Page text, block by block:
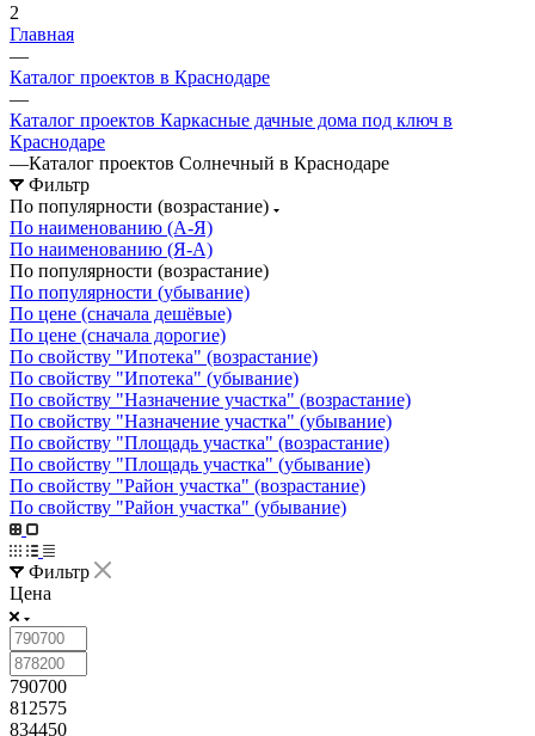
2
Главная
—
Каталог проектов в Краснодаре
—
Каталог проектов Каркасные дачные дома под ключ в
Краснодаре
—Каталог проектов Солнечный в Краснодаре
Фильтр
По популярности (возрастание)
По наименованию (А-Я)
По наименованию (Я-А)
По популярности (возрастание)
По популярности (убывание)
По цене (сначала дешёвые)
По цене (сначала дорогие)
По свойству "Ипотека" (возрастание)
По свойству "Ипотека" (убывание)
По свойству "Назначение участка" (возрастание)
По свойству "Назначение участка" (убывание)
По свойству "Площадь участка" (возрастание)
По свойству "Площадь участка" (убывание)
По свойству "Район участка" (возрастание)
По свойству "Район участка" (убывание)
Фильтр
Цена
790700
812575
834450